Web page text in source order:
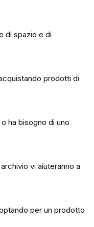
di spazio e di
prodotti di
ha bisogno di uno
vi aiuteranno a
per un prodotto